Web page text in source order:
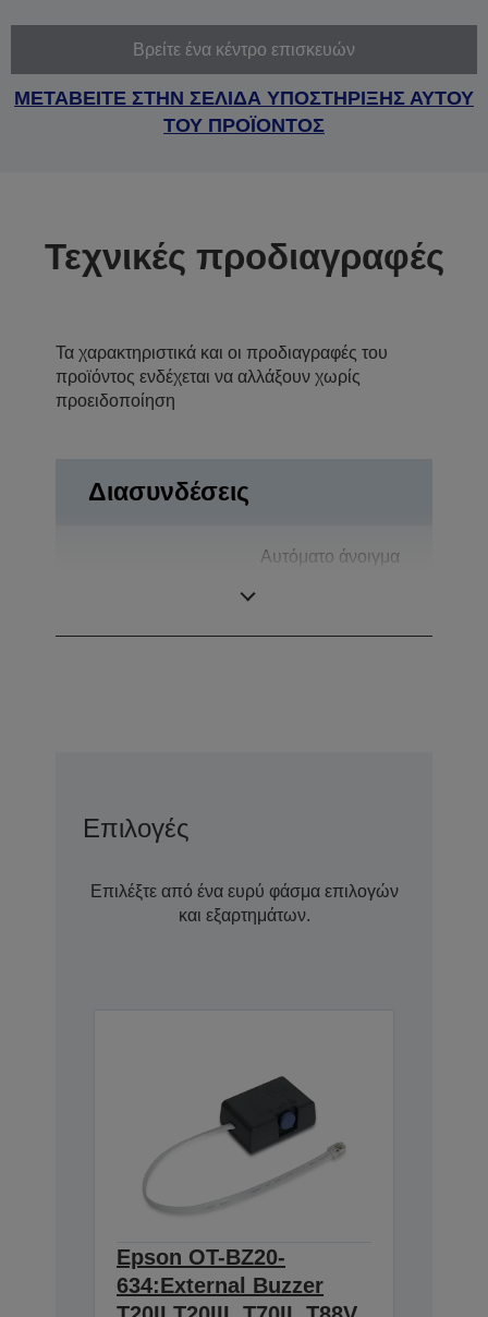
Βρείτε ένα κέντρο επισκευών
ΜΕΤΑΒΕΙΤΕ ΣΤΗΝ ΣΕΛΙΔΑ ΥΠΟΣΤΗΡΙΞΗΣ ΑΥΤΟΥ
ΤΟΥ ΠΡΟΪΟΝΤΟΣ
Τεχνικές προδιαγραφές
Τα χαρακτηριστικά και οι προδιαγραφές του
προϊόντος ενδέχεται να αλλάξουν χωρίς
προειδοποίηση
Διασυνδέσεις
Αυτόματο άνοιγμα
Επιλογές
Επιλέξτε από ένα ευρύ φάσμα επιλογών
και εξαρτημάτων.
Epson OT-BZ20-
634:External Buzzer